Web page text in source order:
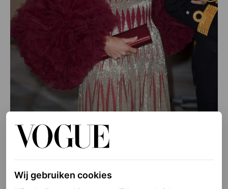
Orde van de Kousenband
Wij gebruiken cookies